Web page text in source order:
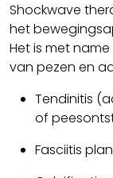
Shockwave
het
Het is met
van pezen en
Tendinitis
of
Fasciitis